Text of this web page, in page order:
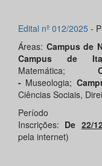
Edital nº 012/2025 -
Áreas: Campus de
Campus de
Matemática;
- Museologia;
Ciências Sociais,
Inscrições: De 22/
pela internet)